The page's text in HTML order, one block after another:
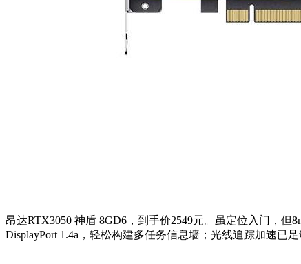
昂达RTX3050 神盾 8GD6，到手价2549元。虽定位入门，但
DisplayPort 1.4a，轻松构建多任务信息墙；光线追踪加速已